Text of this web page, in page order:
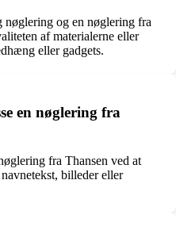
nøglering og en nøglering fra
af materialerne eller
eller gadgets.
en nøglering fra
fra Thansen ved at
billeder eller